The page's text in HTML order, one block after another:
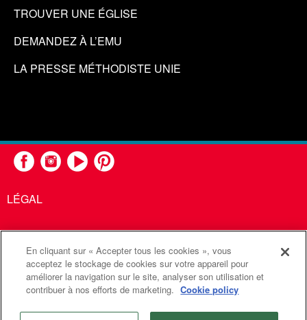
TROUVER UNE ÉGLISE
DEMANDEZ À L’EMU
LA PRESSE MÉTHODISTE UNIE
LÉGAL
United Methodist Communications est une agence de l'Église
Méthodiste Unie
Communications Méthodistes Unies. Tous droits
réservés
En cliquant sur « Accepter tous les cookies », vous
acceptez le stockage de cookies sur votre appareil pour
améliorer la navigation sur le site, analyser son utilisation et
contribuer à nos efforts de marketing. Cookie policy